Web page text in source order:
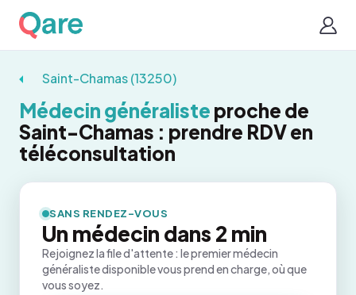
Saint-Chamas (13250)
Médecin généraliste proche de
Saint-Chamas : prendre RDV en
téléconsultation
SANS RENDEZ-VOUS
Un médecin dans 2 min
Rejoignez la file d'attente : le premier médecin
généraliste disponible vous prend en charge, où que
vous soyez.